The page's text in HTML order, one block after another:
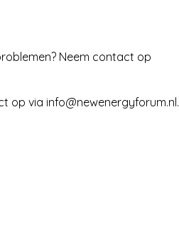
Neem contact op
op via info@newenergyforum.nl.